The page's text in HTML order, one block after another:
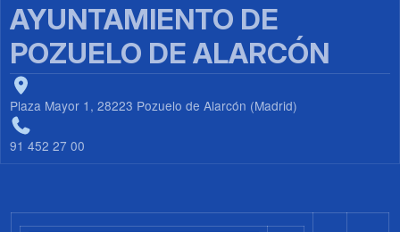
AYUNTAMIENTO DE
POZUELO DE ALARCÓN
Plaza Mayor 1, 28223 Pozuelo de Alarcón (Madrid)
91 452 27 00